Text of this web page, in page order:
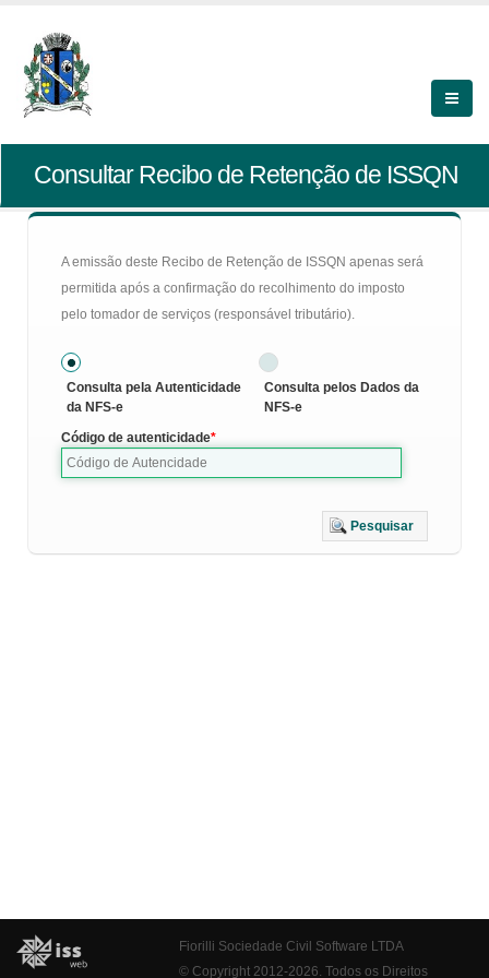
Consultar Recibo de Retenção de ISSQN
A emissão deste Recibo de Retenção de ISSQN apenas será
permitida após a confirmação do recolhimento do imposto
pelo tomador de serviços (responsável tributário).
Consulta pela Autenticidade
da NFS-e
Consulta pelos Dados da
NFS-e
Código de autenticidade
Pesquisar
Fiorilli Sociedade Civil Software LTDA
© Copyright 2012-2026. Todos os Direitos